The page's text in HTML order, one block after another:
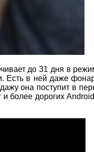
до 31 дня в
Есть в ней даже
она поступит в
более дорогих